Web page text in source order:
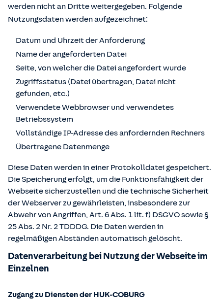
werden nicht an Dritte weitergegeben. Folgende
Nutzungsdaten werden aufgezeichnet:
Datum und Uhrzeit der Anforderung
Name der angeforderten Datei
Seite, von welcher die Datei angefordert wurde
Zugriffsstatus (Datei übertragen, Datei nicht
gefunden, etc.)
Verwendete Webbrowser und verwendetes
Betriebssystem
Vollständige IP-Adresse des anfordernden Rechners
Übertragene Datenmenge
Diese Daten werden in einer Protokolldatei gespeichert.
Die Speicherung erfolgt, um die Funktionsfähigkeit der
Webseite sicherzustellen und die technische Sicherheit
der Webserver zu gewährleisten, insbesondere zur
Abwehr von Angriffen, Art. 6 Abs. 1 lit. f) DSGVO sowie §
25 Abs. 2 Nr. 2 TDDDG. Die Daten werden in
regelmäßigen Abständen automatisch gelöscht.
Datenverarbeitung bei Nutzung der Webseite im
Einzelnen
Zugang zu Diensten der HUK-COBURG